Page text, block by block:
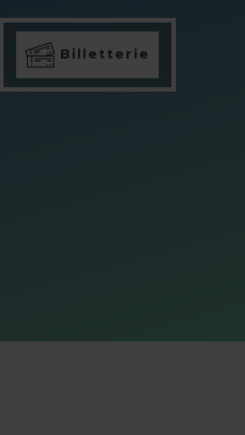
Billetterie